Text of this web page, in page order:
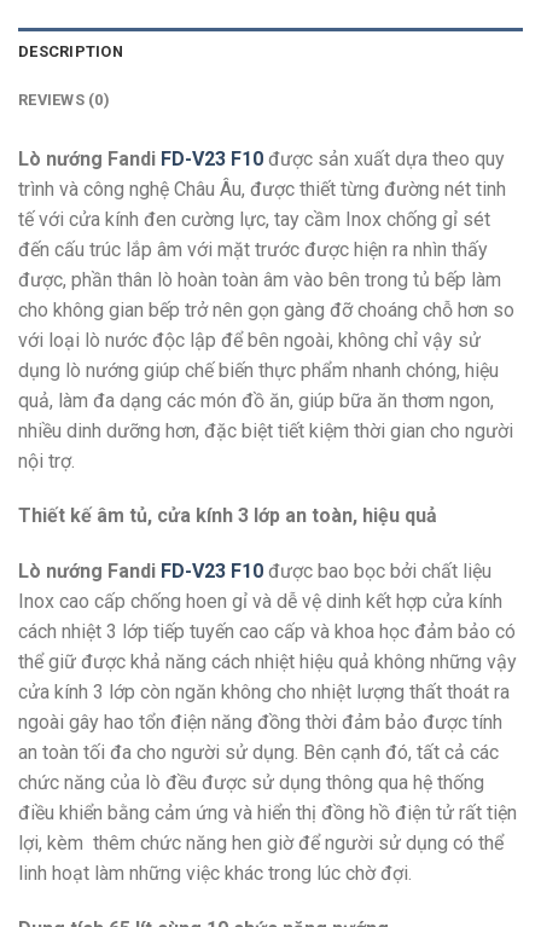
DESCRIPTION
REVIEWS (0)
Lò nướng Fandi FD-V23 F10 được sản xuất dựa theo quy
trình và công nghệ Châu Âu, được thiết từng đường nét tinh
tế với cửa kính đen cường lực, tay cầm Inox chống gỉ sét
đến cấu trúc lắp âm với mặt trước được hiện ra nhìn thấy
được, phần thân lò hoàn toàn âm vào bên trong tủ bếp làm
cho không gian bếp trở nên gọn gàng đỡ choáng chỗ hơn so
với loại lò nước độc lập để bên ngoài, không chỉ vậy sử
dụng lò nướng giúp chế biến thực phẩm nhanh chóng, hiệu
quả, làm đa dạng các món đồ ăn, giúp bữa ăn thơm ngon,
nhiều dinh dưỡng hơn, đặc biệt tiết kiệm thời gian cho người
nội trợ.
Thiết kế âm tủ, cửa kính 3 lớp an toàn, hiệu quả
Lò nướng Fandi FD-V23 F10 được bao bọc bởi chất liệu
Inox cao cấp chống hoen gỉ và dễ vệ dinh kết hợp cửa kính
cách nhiệt 3 lớp tiếp tuyến cao cấp và khoa học đảm bảo có
thể giữ được khả năng cách nhiệt hiệu quả không những vậy
cửa kính 3 lớp còn ngăn không cho nhiệt lượng thất thoát ra
ngoài gây hao tổn điện năng đồng thời đảm bảo được tính
an toàn tối đa cho người sử dụng. Bên cạnh đó, tất cả các
chức năng của lò đều được sử dụng thông qua hệ thống
điều khiển bằng cảm ứng và hiển thị đồng hồ điện tử rất tiện
lợi, kèm thêm chức năng hen giờ để người sử dụng có thể
linh hoạt làm những việc khác trong lúc chờ đợi.